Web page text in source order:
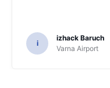
i
izhack Baruch
Varna Airport